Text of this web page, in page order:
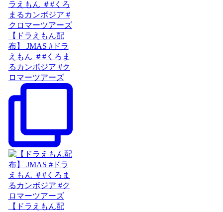
【ドラえもん配
布】 JMAS #ドラ
えもん ＃#くろま
るカンボジア #ク
ロマーツアーズ
【ドラえもん配